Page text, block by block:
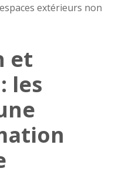
extérieurs non
et
les